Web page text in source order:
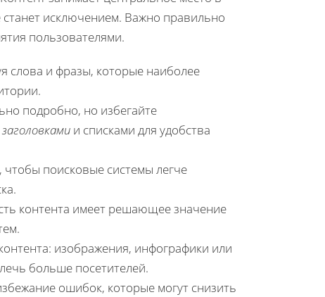
исключением. Важно правильно
пользователями.
слова и фразы, которые наиболее
подробно, но избегайте
заголовками и списками для удобства
, чтобы поисковые системы легче
контента имеет решающее значение
изображения, инфографики или
больше посетителей.
ошибок, которые могут снизить